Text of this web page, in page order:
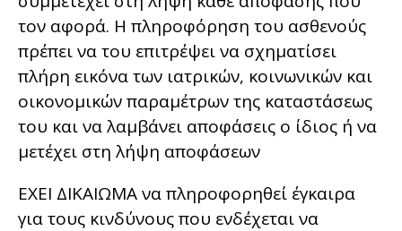
τον αφορά. Η πληροφόρηση του ασθενούς
πρέπει να του επιτρέψει να σχηματίσει
πλήρη εικόνα των ιατρικών, κοινωνικών και
οικονομικών παραμέτρων της καταστάσεως
του και να λαμβάνει αποφάσεις ο ίδιος ή να
μετέχει στη λήψη αποφάσεων
ΕΧΕΙ ΔΙΚΑΙΩΜΑ να πληροφορηθεί έγκαιρα
για τους κινδύνους που ενδέχεται να